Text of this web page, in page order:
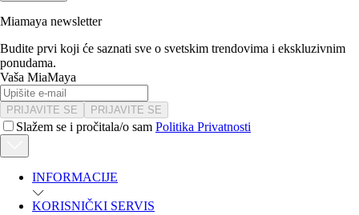
Miamaya newsletter
Budite prvi koji će saznati sve o svetskim trendovima i ekskluzivnim
ponudama.
Vaša MiaMaya
PRIJAVITE SE PRIJAVITE SE
Slažem se i pročitala/o sam Politika Privatnosti
INFORMACIJE
KORISNIČKI SERVIS